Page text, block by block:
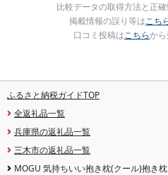
比較データの取得方法と正
掲載情報の誤り等はこち
口コミ投稿はこちらか
ふるさと納税ガイドTOP
全返礼品一覧
兵庫県の返礼品一覧
三木市の返礼品一覧
MOGU 気持ちいい抱き枕(クール)抱き